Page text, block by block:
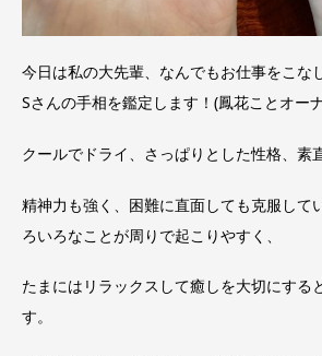
今日は私の大先輩、なんでもお仕事をこな
Sさんの手相を鑑定します！(鳳花ことオー
クールでドライ、さっぱりとした性格、素
精神力も強く、困難に直面しても克服して
ろいろなことが周りで起こりやすく、
たまにはリラックスして癒しを大切にする
す。